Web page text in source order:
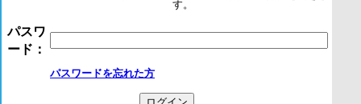
す。
パスワ
ード：
パスワードを忘れた方